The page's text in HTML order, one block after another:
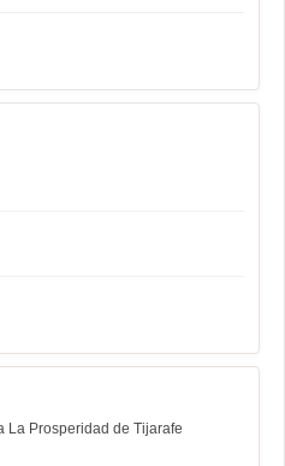
La Prosperidad de Tijarafe